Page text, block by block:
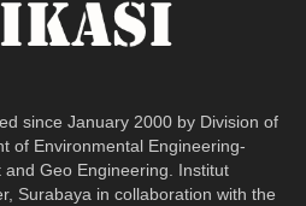
since January 2000 by Division of
of Environmental Engineering-
Geo Engineering. Institut
Surabaya in collaboration with the